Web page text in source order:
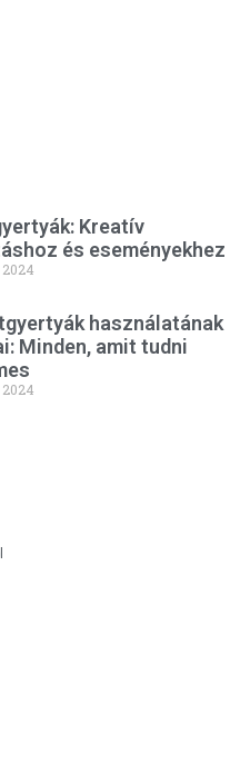
Kreatív
és eseményekhez
használatának
Minden, amit tudni